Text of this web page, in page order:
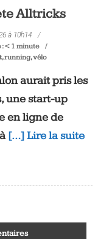
Alltricks
à 10h14
< 1 minute
,running,vélo
aurait pris les
une start-up
en ligne de
[…] Lire la suite